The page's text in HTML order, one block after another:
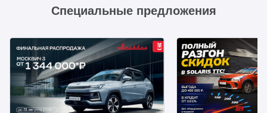
Специальные предложения